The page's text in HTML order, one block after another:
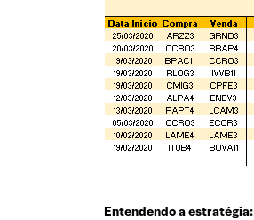
Entendendo a estratégia: